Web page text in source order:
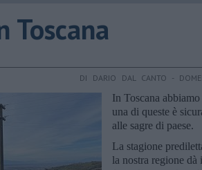
Toscana
DI DARIO DAL CANTO -
In Toscana
una di queste è
alle sagre di paese.
La stagione
la nostra regione